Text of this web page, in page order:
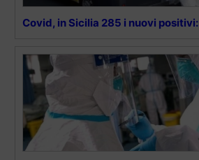
Covid, in Sicilia 285 i nuovi